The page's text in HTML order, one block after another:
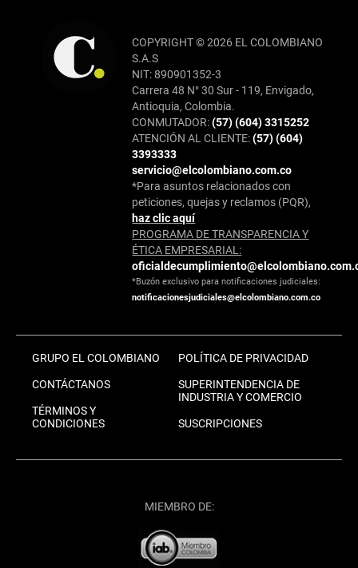
COPYRIGHT © 2026 EL COLOMBIANO
S.A.S
NIT: 890901352-3
Carrera 48 N° 30 Sur - 119, Envigado,
Antioquia, Colombia.
CONMUTADOR:(57) (604) 3315252
ATENCIÓN AL CLIENTE:(57) (604)
3393333
servicio@elcolombiano.com.co
*Para asuntos relacionados con
peticiones, quejas y reclamos (PQR),
haz clic aquí
PROGRAMA DE TRANSPARENCIA Y
ÉTICA EMPRESARIAL:
*Buzón exclusivo para notificaciones judiciales:
notificacionesjudiciales@elcolombiano.com.co
GRUPO EL COLOMBIANO
CONTÁCTANOS
TÉRMINOS Y
CONDICIONES
POLÍTICA DE PRIVACIDAD
SUPERINTENDENCIA DE
INDUSTRIA Y COMERCIO
SUSCRIPCIONES
MIEMBRO DE: